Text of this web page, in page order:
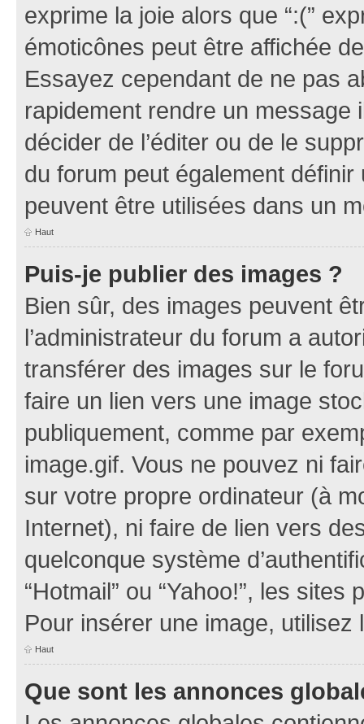
exprime la joie alors que “:(”
émoticônes peut être affichée
Essayez cependant de ne pas
rapidement rendre un message
décider de l’éditer ou de le
du forum peut également définir
peuvent être utilisées dans un
Haut
Puis-je publier des images ?
Bien sûr, des images peuvent
l’administrateur du forum a
transférer des images sur le
faire un lien vers une image
publiquement, comme par
image.gif. Vous ne pouvez ni
sur votre propre ordinateur (à
Internet), ni faire de lien vers
quelconque système
“Hotmail” ou “Yahoo!”, les
Pour insérer une image, utilisez
Haut
Que sont les annonces